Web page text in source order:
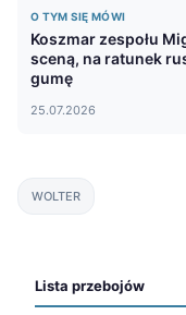
O TYM SIĘ MÓWI
Koszmar zespołu
sceną, na ratunek
gumę
25.07.2026
WOLTER
Lista przebojów